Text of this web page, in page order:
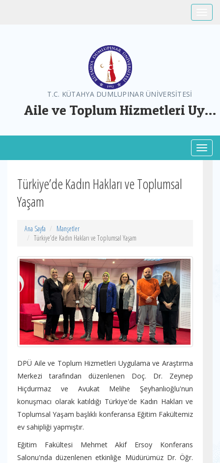
T.C. KÜTAHYA DUMLUPINAR ÜNİVERSİTESİ
Aile ve Toplum Hizmetleri Uyg.
Türkiye’de Kadın Hakları ve Toplumsal
Yaşam
Ana Sayfa
Manşetler
Türkiye’de Kadın Hakları ve Toplumsal Yaşam
DPÜ Aile ve Toplum Hizmetleri Uygulama ve Araştırma
Merkezi tarafından düzenlenen Doç. Dr. Zeynep
Hiçdurmaz ve Avukat Melihe Şeyhanlıoğlu'nun
konuşmacı olarak katıldığı Türkiye'de Kadın Hakları ve
Toplumsal Yaşam başlıklı konferansa Eğitim Fakültemiz
ev sahipliği yapmıştır.
Eğitim Fakültesi Mehmet Akif Ersoy Konferans
Salonu'nda düzenlenen etkinliğe Müdürümüz Dr. Öğr.